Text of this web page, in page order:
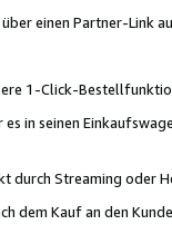
einen Partner-Link
1-Click-
in seinen
durch Streaming oder
dem Kauf an den